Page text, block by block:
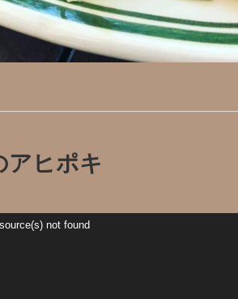
アヒポキ
not found